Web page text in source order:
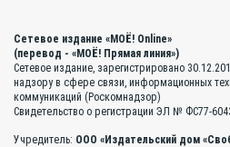
Сетевое издание «МОЁ! Online»
(перевод - «МОЁ! Прямая линия»)
Сетевое издание, зарегистрировано
надзору в сфере связи, информационных
коммуникаций (Роскомнадзор)
Свидетельство о регистрации ЭЛ № ФС77-
Учредитель: ООО «Издательский дом